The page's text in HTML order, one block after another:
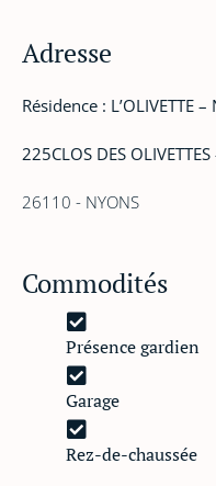
Adresse
Résidence : L’OLIVETTE –
225CLOS DES
26110 - NYONS
Commodités
Présence gardien
Garage
Rez-de-chaussée